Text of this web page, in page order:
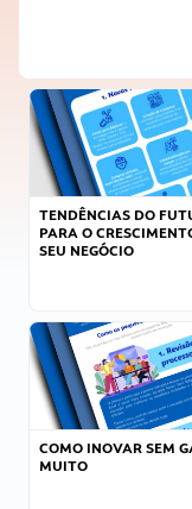
TENDÊNCIAS DO
PARA O
SEU NEGÓCIO
COMO INOVAR SEM
MUITO